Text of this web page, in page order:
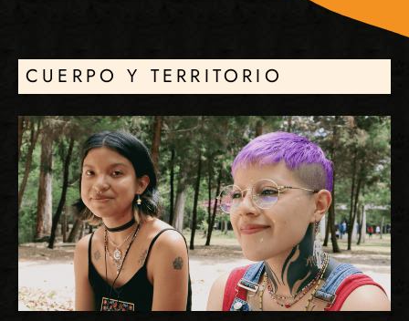
CUERPO Y TERRITORIO